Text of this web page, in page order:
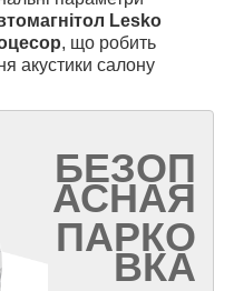
Lesko
, що робить
акустики салону
БЕЗОП
АСНАЯ
ПАРКО
ВКА